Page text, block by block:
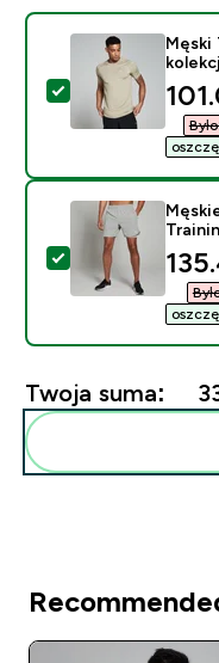
Wybierz ten
Męski
Wybierz ten
Twoja suma: